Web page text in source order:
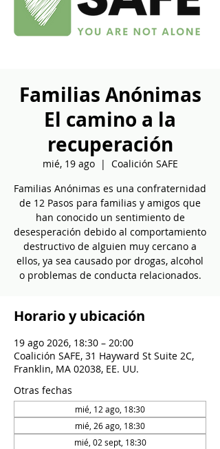
Familias Anónimas
El camino a la
recuperación
mié, 19 ago
  |
Coalición SAFE
Familias Anónimas es una confraternidad
de 12 Pasos para familias y amigos que
han conocido un sentimiento de
desesperación debido al comportamiento
destructivo de alguien muy cercano a
ellos, ya sea causado por drogas, alcohol
o problemas de conducta relacionados.
Horario y ubicación
19 ago 2026, 18:30 – 20:00
Coalición SAFE, 31 Hayward St Suite 2C,
Franklin, MA 02038, EE. UU.
Otras fechas
mié, 12 ago, 18:30
mié, 26 ago, 18:30
mié, 02 sept, 18:30